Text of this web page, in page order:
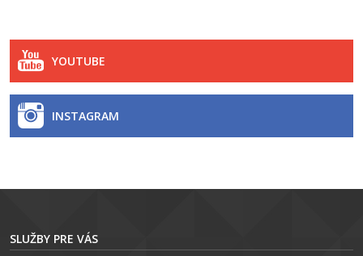
YOUTUBE
INSTAGRAM
SLUŽBY PRE VÁS